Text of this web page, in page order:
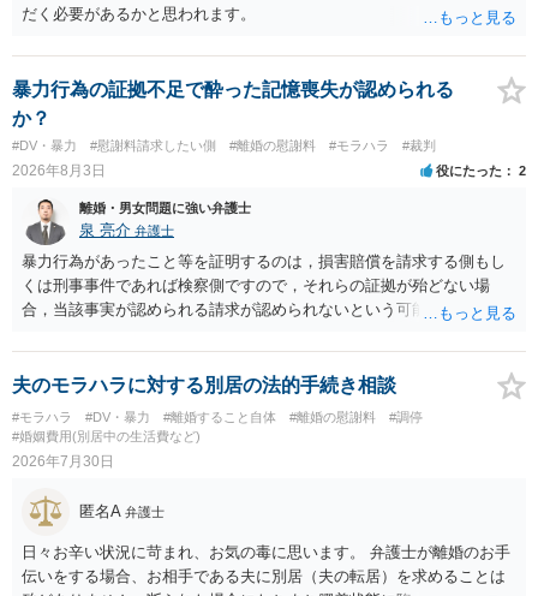
だく必要があるかと思われます。
暴力行為の証拠不足で酔った記憶喪失が認められる
か？
#DV・暴力 #慰謝料請求したい側 #離婚の慰謝料 #モラハラ #裁判
2026年8月3日 役にたった 2
離婚・男女問題に強い弁護士
泉 亮介 弁護士
暴力行為があったこと等を証明するのは，損害賠償を請求する側もし
くは刑事事件であれば検察側ですので，それらの証拠が殆どない場
合，当該事実が認められる請求が認められないという可能性はあるで
夫のモラハラに対する別居の法的手続き相談
#モラハラ #DV・暴力 #離婚すること自体 #離婚の慰謝料
#調停
#婚姻費用(別居中の生活費など)
2026年7月30日
匿名A 弁護士
日々お辛い状況に苛まれ、お気の毒に思います。 弁護士が離婚のお手
伝いをする場合、お相手である夫に別居（夫の転居）を求めることは